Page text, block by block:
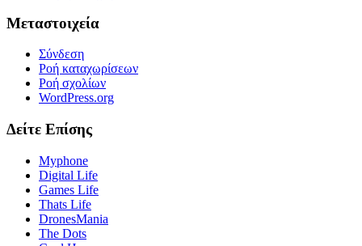
Μεταστοιχεία
Σύνδεση
Ροή καταχωρίσεων
Ροή σχολίων
WordPress.org
Δείτε Επίσης
Myphone
Digital Life
Games Life
Thats Life
DronesMania
The Dots